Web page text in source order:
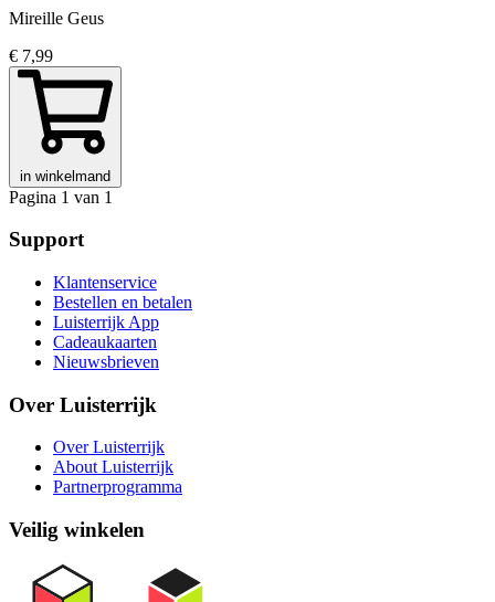
Mireille Geus
€ 7,99
in winkelmand
Pagina 1 van 1
Support
Klantenservice
Bestellen en betalen
Luisterrijk App
Cadeaukaarten
Nieuwsbrieven
Over Luisterrijk
Over Luisterrijk
About Luisterrijk
Partnerprogramma
Veilig winkelen